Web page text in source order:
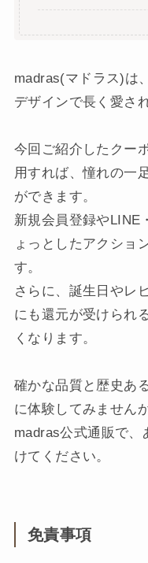
madras(マドラス)は
デザインで長く愛さ
今回ご紹介したクー
用すれば、憧れの一
ができます。
新規会員登録やLINE
ょっとしたアクショ
す。
さらに、誕生日やレ
にも還元が受けられ
くなります。
確かな品質と歴史あ
に体験してみませんか
madras公式通販で、
けてください。
免責事項